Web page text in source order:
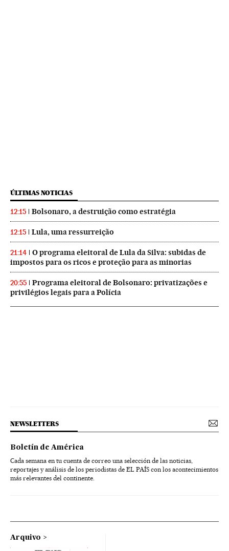
ÚLTIMAS NOTICIAS
12:15 Bolsonaro, a destruição como estratégia
12:15 Lula, uma ressurreição
21:14
O programa eleitoral de Lula da Silva: subidas de
impostos para os ricos e proteção para as minorias
20:55
Programa eleitoral de Bolsonaro: privatizações e
privilégios legais para a Polícia
NEWSLETTERS
Boletín de América
Cada semana en tu cuenta de correo una selección de las noticias,
reportajes y análisis de los periodistas de EL PAÍS con los acontecimientos
más relevantes del continente.
Arquivo